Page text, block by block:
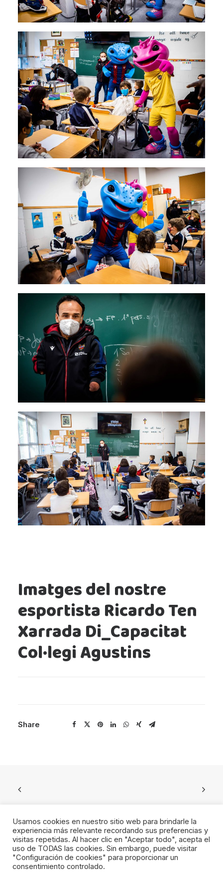
Imatges del nostre
esportista Ricardo Ten
Xarrada Di_Capacitat
Col·legi Agustins
Share
© 2023 Fundacion Levante UD. All rights reserved
CANAL DEL INFORMANTE
Usamos cookies en nuestro sitio web para brindarle la
experiencia más relevante recordando sus preferencias y
visitas repetidas. Al hacer clic en "Aceptar todo", acepta el
uso de TODAS las cookies. Sin embargo, puede visitar
"Configuración de cookies" para proporcionar un
consentimiento controlado.